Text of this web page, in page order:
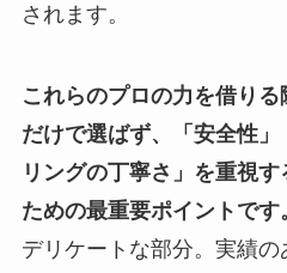
されます。
これらのプロの力を借り
だけで選ばず、「安全性
リングの丁寧さ」を重視
ための最重要ポイントです
デリケートな部分。実績